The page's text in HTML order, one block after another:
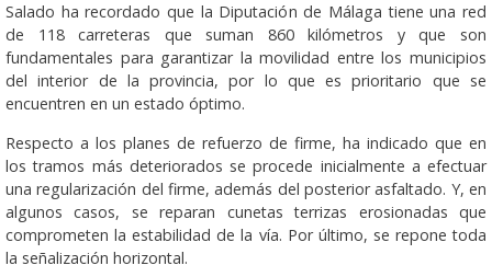
Salado ha recordado que la Diputación de Málaga tiene una red
de 118 carreteras que suman 860 kilómetros y que son
fundamentales para garantizar la movilidad entre los municipios
del interior de la provincia, por lo que es prioritario que se
encuentren en un estado óptimo.
Respecto a los planes de refuerzo de firme, ha indicado que en
los tramos más deteriorados se procede inicialmente a efectuar
una regularización del firme, además del posterior asfaltado. Y, en
algunos casos, se reparan cunetas terrizas erosionadas que
comprometen la estabilidad de la vía. Por último, se repone toda
la señalización horizontal.